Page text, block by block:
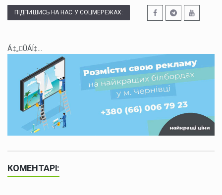
ПІДПИШИСЬ НА НАС У СОЦМЕРЕЖАХ:
Á‡„ÛÁÍ‡...
КОМЕНТАРІ: